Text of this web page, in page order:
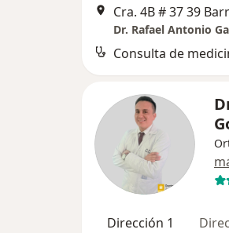
Cra. 4B # 37 39
Dr. Rafael Antonio
Consulta de
Dirección 1